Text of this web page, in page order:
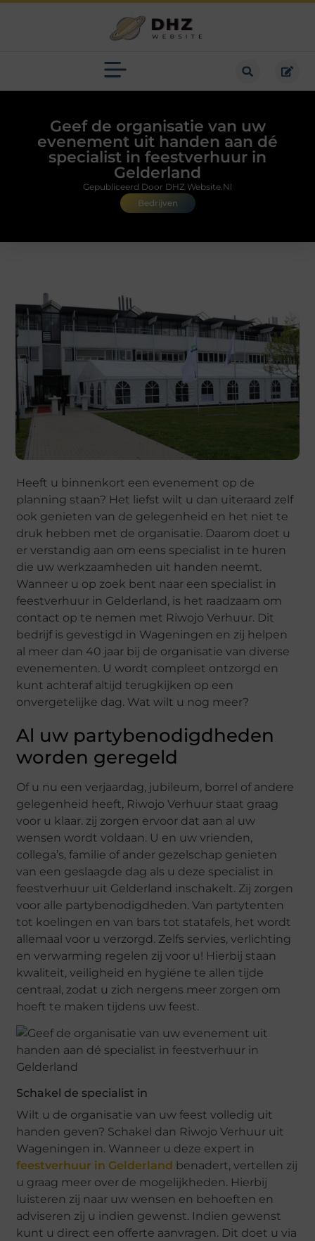
Geef de organisatie van uw
evenement uit handen aan dé
specialist in feestverhuur in
Gelderland
Bedrijven
Gepubliceerd Door DHZ Website.nl
Heeft u binnenkort een evenement op de
planning staan? Het liefst wilt u dan uiteraard zelf
ook genieten van de gelegenheid en het niet te
druk hebben met de organisatie. Daarom doet u
er verstandig aan om eens specialist in te huren
die uw werkzaamheden uit handen neemt.
Wanneer u op zoek bent naar een specialist in
feestverhuur in Gelderland, is het raadzaam om
contact op te nemen met Riwojo Verhuur. Dit
bedrijf is gevestigd in Wageningen en zij helpen
al meer dan 40 jaar bij de organisatie van diverse
evenementen. U wordt compleet ontzorgd en
kunt achteraf altijd terugkijken op een
onvergetelijke dag. Wat wilt u nog meer?
Al uw partybenodigdheden
worden geregeld
Of u nu een verjaardag, jubileum, borrel of andere
gelegenheid heeft, Riwojo Verhuur staat graag
voor u klaar. zij zorgen ervoor dat aan al uw
wensen wordt voldaan. U en uw vrienden,
collega’s, familie of ander gezelschap genieten
van een geslaagde dag als u deze specialist in
feestverhuur uit Gelderland inschakelt. Zij zorgen
voor alle partybenodigdheden. Van partytenten
tot koelingen en van bars tot statafels, het wordt
allemaal voor u verzorgd. Zelfs servies, verlichting
en verwarming regelen zij voor u! Hierbij staan
kwaliteit, veiligheid en hygiëne te allen tijde
centraal, zodat u zich nergens meer zorgen om
hoeft te maken tijdens uw feest.
Schakel de specialist in
Wilt u de organisatie van uw feest volledig uit
handen geven? Schakel dan Riwojo Verhuur uit
Wageningen in. Wanneer u deze expert in
feestverhuur in Gelderland benadert, vertellen zij
u graag meer over de mogelijkheden. Hierbij
luisteren zij naar uw wensen en behoeften en
adviseren zij u indien gewenst. Indien gewenst
kunt u direct een offerte aanvragen. Dit doet u via